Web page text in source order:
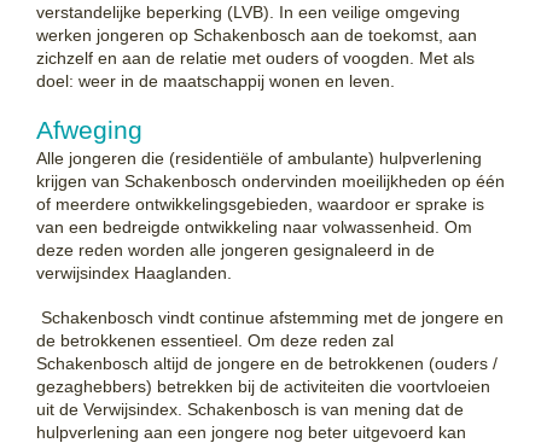
verstandelijke beperking (LVB). In een veilige omgeving
werken jongeren op Schakenbosch aan de toekomst, aan
zichzelf en aan de relatie met ouders of voogden. Met als
doel: weer in de maatschappij wonen en leven.
Afweging
Alle jongeren die (residentiële of ambulante) hulpverlening
krijgen van Schakenbosch ondervinden moeilijkheden op één
of meerdere ontwikkelingsgebieden, waardoor er sprake is
van een bedreigde ontwikkeling naar volwassenheid. Om
deze reden worden alle jongeren gesignaleerd in de
verwijsindex Haaglanden.
Schakenbosch vindt continue afstemming met de jongere en
de betrokkenen essentieel. Om deze reden zal
Schakenbosch altijd de jongere en de betrokkenen (ouders /
gezaghebbers) betrekken bij de activiteiten die voortvloeien
uit de Verwijsindex. Schakenbosch is van mening dat de
hulpverlening aan een jongere nog beter uitgevoerd kan